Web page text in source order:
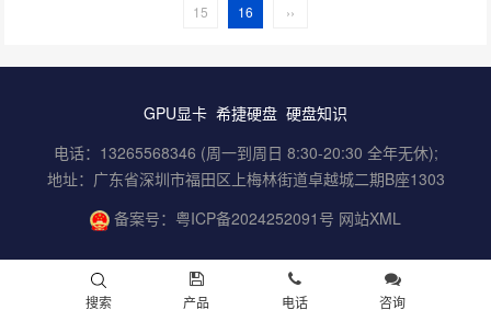
15 16 ››
GPU显卡 希捷硬盘 硬盘知识
电话：13265568346 (周一到周日 8:30-20:30 全年无休);
地址：广东省深圳市福田区上梅林街道卓越城二期B座1303
备案号： 粤ICP备2024252091号 网站XML
搜索 产品 电话 咨询